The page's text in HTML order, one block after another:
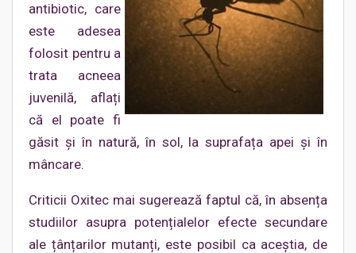
antibiotic, care
este adesea
folosit pentru a
trata acneea
juvenilă, aflați
că el poate fi
găsit și în natură, în sol, la suprafața apei și în
mâncare.
Criticii Oxitec mai sugerează faptul că, în absența
studiilor asupra potențialelor efecte secundare
ale țânțarilor mutanți, este posibil ca aceștia, de